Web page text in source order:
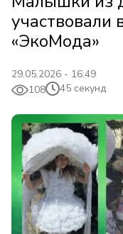
участвовали
«ЭкоМода»
29.05.2026 - 16:49
108
45 секунд